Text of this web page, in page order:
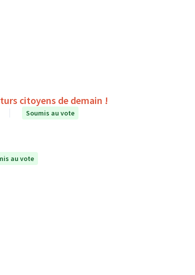
Corneille de Tours sont les futurs citoyens de demain !
Soumis au vote
au vote